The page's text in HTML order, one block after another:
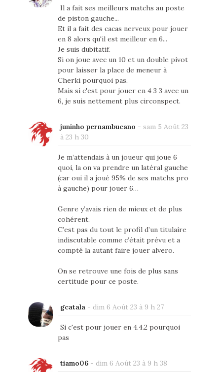
Il a fait ses meilleurs matchs au poste
de piston gauche...
Et il a fait des cacas nerveux pour jouer
en 8 alors qu'il est meilleur en 6...
Je suis dubitatif.
Si on joue avec un 10 et un double pivot
pour laisser la place de meneur à
Cherki pourquoi pas.
Mais si c'est pour jouer en 4 3 3 avec un
6, je suis nettement plus circonspect.
juninho pernambucano - sam 5 Août 23
à 23 h 30
Je m’attendais à un joueur qui joue 6
quoi, la on va prendre un latéral gauche
(car oui il a joué 95% de ses matchs pro
à gauche) pour jouer 6…
Genre y’avais rien de mieux et de plus
cohérent.
C’est pas du tout le profil d’un titulaire
indiscutable comme c’était prévu et a
compté la autant faire jouer alvero.
On se retrouve une fois de plus sans
certitude pour ce poste.
gcatala - dim 6 Août 23 à 9 h 27
Si c'est pour jouer en 4.4.2 pourquoi
pas
tiamo06- dim 6 Août 23 à 9 h 38